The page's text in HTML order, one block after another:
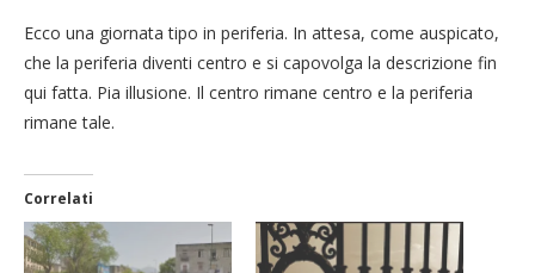
Ecco una giornata tipo in periferia. In attesa, come auspicato,
che la periferia diventi centro e si capovolga la descrizione fin
qui fatta. Pia illusione. Il centro rimane centro e la periferia
rimane tale.
Correlati